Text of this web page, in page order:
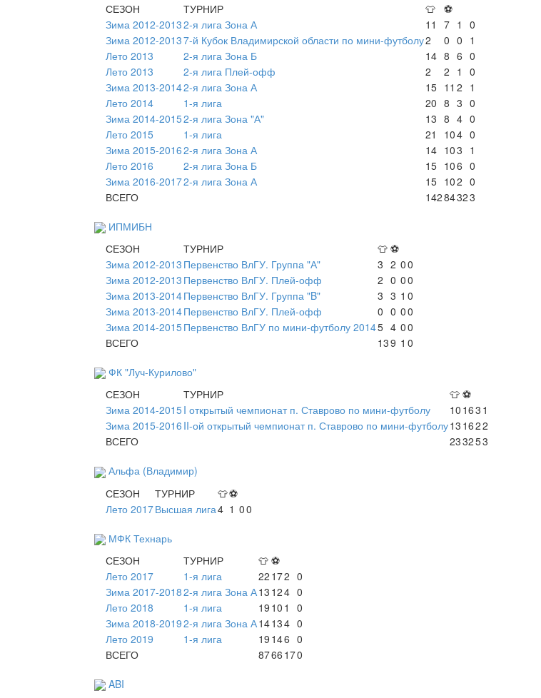
СЕЗОН
ТУРНИР 👕 ⚽
Зима 2012-20132-я лига Зона А 11 7 1
0
Зима 2012-20137-й Кубок Владимирской области по мини-футболу2 0 0 1
Лето 2013
2-я лига Зона Б 14 8 6 0
Лето 2013
2-я лига Плей-офф 2 2 1
0
Зима 2013-20142-я лига Зона А 15 11 2 1
Лето 2014
1-я лига 20 8 3 0
Зима 2014-20152-я лига Зона "А" 13 8 4 0
Лето 2015
1-я лига 21 104 0
Зима 2015-20162-я лига Зона А 14 103 1
Лето 2016
2-я лига Зона Б 15 106 0
Зима 2016-20172-я лига Зона А 15 102 0
ВСЕГО
14284323
ИПМИБН
СЕЗОН
ТУРНИР 👕 ⚽
Зима 2012-2013 Первенство ВлГУ. Группа "А" 3 2 00
Зима 2012-2013 Первенство ВлГУ. Плей-офф 2 0 00
Зима 2013-2014Первенство ВлГУ. Группа "B" 3 3 1 0
Зима 2013-2014Первенство ВлГУ. Плей-офф 0 0 00
Зима 2014-2015Первенство ВлГУ по мини-футболу 20145 4 00
ВСЕГО
139 1 0
ФК "Луч-Курилово"
СЕЗОН
ТУРНИР 👕 ⚽
Зима 2014-2015I открытый чемпионат п. Ставрово по мини-футболу 10 163 1
Зима 2015-2016 II-ой открытый чемпионат п. Ставрово по мини-футболу13 1622
ВСЕГО
233253
Альфа (Владимир)
СЕЗОН
ТУРНИР 👕⚽
Лето 2017Высшая лига4 1 00
МФК Технарь
СЕЗОН
ТУРНИР 👕 ⚽
Лето 2017
1-я лига 22 172 0
Зима 2017-20182-я лига Зона А13 124 0
Лето 2018
1-я лига 19 10 1
0
Зима 2018-20192-я лига Зона А14134 0
Лето 2019
1-я лига 19 146 0
ВСЕГО
8766 170
ABI